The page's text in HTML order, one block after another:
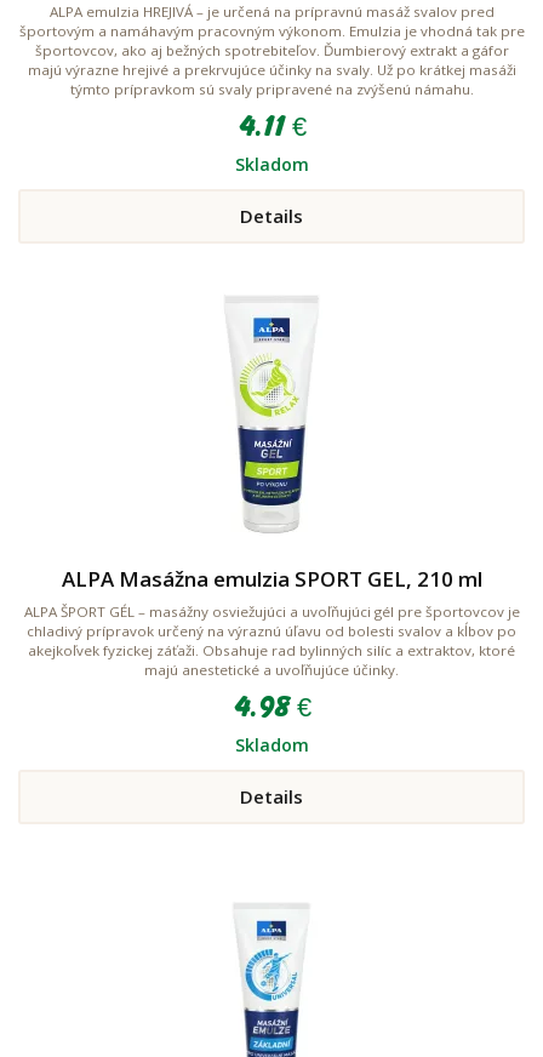
ALPA emulzia HREJIVÁ – je určená na prípravnú masáž svalov pred
športovým a namáhavým pracovným výkonom. Emulzia je vhodná tak pre
športovcov, ako aj bežných spotrebiteľov. Ďumbierový extrakt a gáfor
majú výrazne hrejivé a prekrvujúce účinky na svaly. Už po krátkej masáži
týmto prípravkom sú svaly pripravené na zvýšenú námahu.
4.11 €
Skladom
Details
ALPA Masážna emulzia SPORT GEL, 210 ml
ALPA ŠPORT GÉL – masážny osviežujúci a uvoľňujúci gél pre športovcov je
chladivý prípravok určený na výraznú úľavu od bolesti svalov a kĺbov po
akejkoľvek fyzickej záťaži. Obsahuje rad bylinných silíc a extraktov, ktoré
majú anestetické a uvoľňujúce účinky.
4.98 €
Skladom
Details